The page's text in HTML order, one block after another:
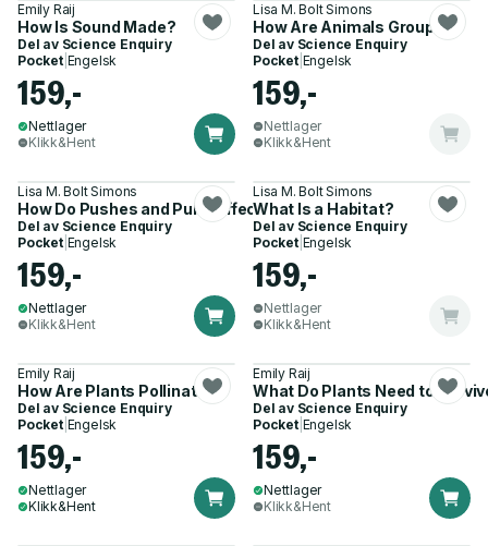
Emily Raij
How Is Sound Made?
Del av Science Enquiry
Pocket| Engelsk
159,-
Nettlager
Klikk&Hent
Lisa M. Bolt Simons
How Are Animals Grouped?
Del av Science Enquiry
Pocket| Engelsk
159,-
Nettlager
Klikk&Hent
Lisa M. Bolt Simons
How Do Pushes and Pulls Affect Motion?
Del av Science Enquiry
Pocket| Engelsk
159,-
Nettlager
Klikk&Hent
Lisa M. Bolt Simons
What Is a Habitat?
Del av Science Enquiry
Pocket| Engelsk
159,-
Nettlager
Klikk&Hent
Emily Raij
How Are Plants Pollinated?
Del av Science Enquiry
Pocket| Engelsk
159,-
Nettlager
Klikk&Hent
Emily Raij
What Do Plants Need to
Del av Science Enquiry
Pocket| Engelsk
159,-
Nettlager
Klikk&Hent